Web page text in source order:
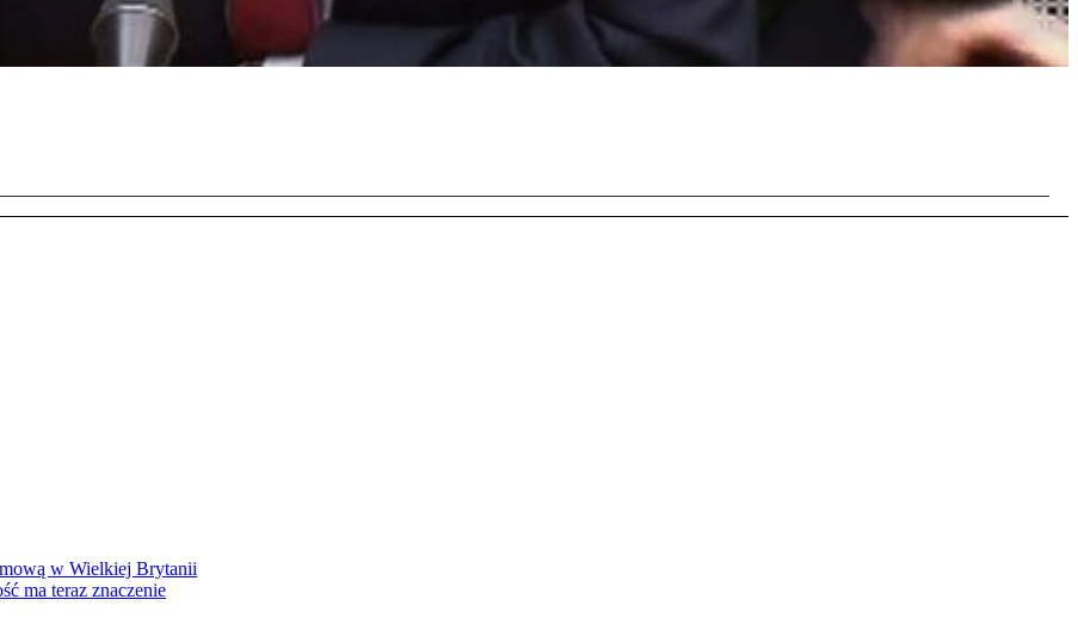
w Wielkiej Brytanii
ma teraz znaczenie